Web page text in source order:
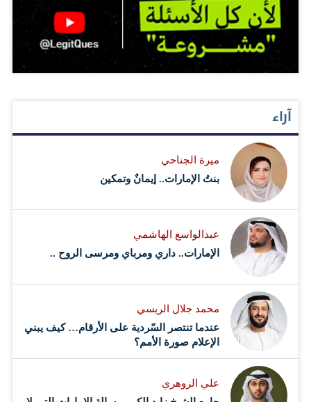
آراء
ميرة الجناحي
بنتُ الإمارات.. إيمانٌ وتمكين
عبدالواسع الهاشمي
الإمارات.. داري ومرباي ومرسى الروح ..
محمد جلال الريسي
عندما تنتصر السّردية على الأرقام… كيف يبني
الإعلام صورة الأمم؟
علي الزوهري